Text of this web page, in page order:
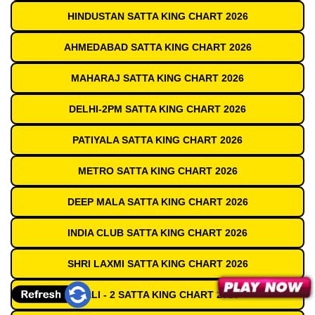
HINDUSTAN SATTA KING CHART 2026
AHMEDABAD SATTA KING CHART 2026
MAHARAJ SATTA KING CHART 2026
DELHI-2PM SATTA KING CHART 2026
PATIYALA SATTA KING CHART 2026
METRO SATTA KING CHART 2026
DEEP MALA SATTA KING CHART 2026
INDIA CLUB SATTA KING CHART 2026
SHRI LAXMI SATTA KING CHART 2026
GALI - 2 SATTA KING CHART 2026